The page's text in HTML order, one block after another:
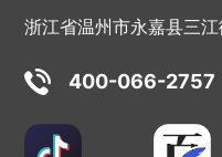
浙江省温州市永嘉县三
400-066-2757